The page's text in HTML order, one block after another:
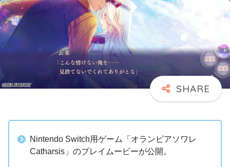
Nintendo Switch用ゲーム「オランピアソワレ
Catharsis」のプレイムービーが公開。